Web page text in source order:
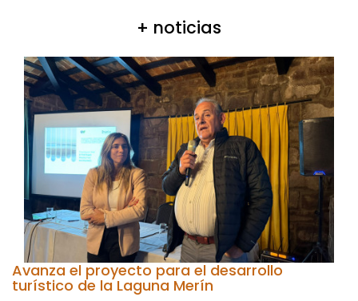
+ noticias
Avanza el proyecto para el desarrollo
turístico de la Laguna Merín